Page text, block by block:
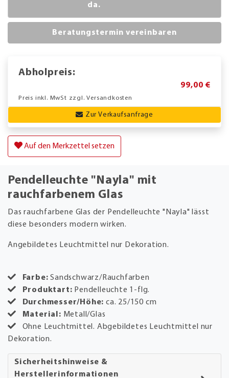
da.
Beratungstermin vereinbaren
Abholpreis:
99,00 €
Preis inkl. MwSt zzgl. Versandkosten
Zur Verkaufsanfrage
Auf den Merkzettel setzen
Pendelleuchte "Nayla" mit
rauchfarbenem Glas
Das rauchfarbene Glas der Pendelleuchte "Nayla" lässt
diese besonders modern wirken.
Angebildetes Leuchtmittel nur Dekoration.
Farbe: Sandschwarz/Rauchfarben
Produktart: Pendelleuchte 1-flg.
Durchmesser/Höhe:ca. 25/150 cm
Material: Metall/Glas
Ohne Leuchtmittel. Abgebildetes Leuchtmittel nur
Dekoration.
Sicherheitshinweise &
Herstellerinformationen